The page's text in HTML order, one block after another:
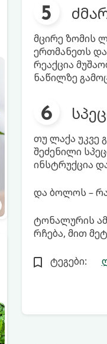
მცირე ზომის
ერთმანეთს და
რეაქცია
ნაწილზე
თუ ლაქა უკვე
შეძენილი
ინსტრუქცია
და ბოლოს –
ტონალურის
რჩება, მით
ტეგები: